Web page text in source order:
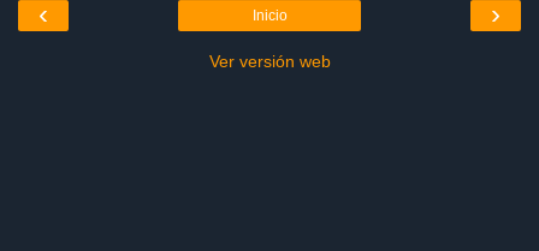
‹ ›
Inicio
Ver versión web